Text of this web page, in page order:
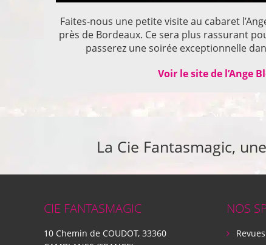
Faites-nous une petite visite au cabaret
près de Bordeaux. Ce sera plus rassurant
passerez une soirée exceptionnelle
Voir le site de l’Ange
La Cie Fantasmagic,
CIE FANTASMAGIC
10 Chemin de COUDOT, 33360
NOS